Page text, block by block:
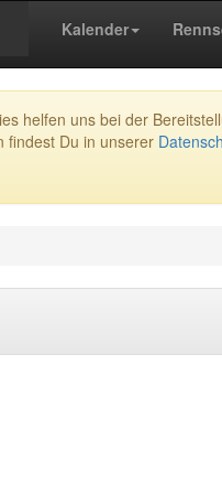
Kalender
helfen uns bei der
findest Du in unserer